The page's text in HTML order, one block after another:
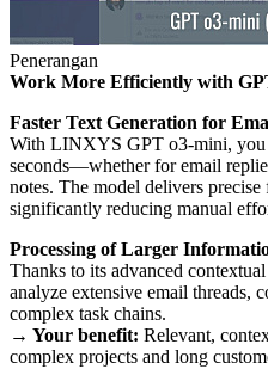
Penerangan
Work More Efficiently with
Faster Text Generation for
With LINXYS GPT o3-mini, you
seconds—whether for email
notes. The model delivers
significantly reducing manual
Processing of Larger
Thanks to its advanced
analyze extensive email threads,
complex task chains.
→ Your benefit: Relevant,
complex projects and long